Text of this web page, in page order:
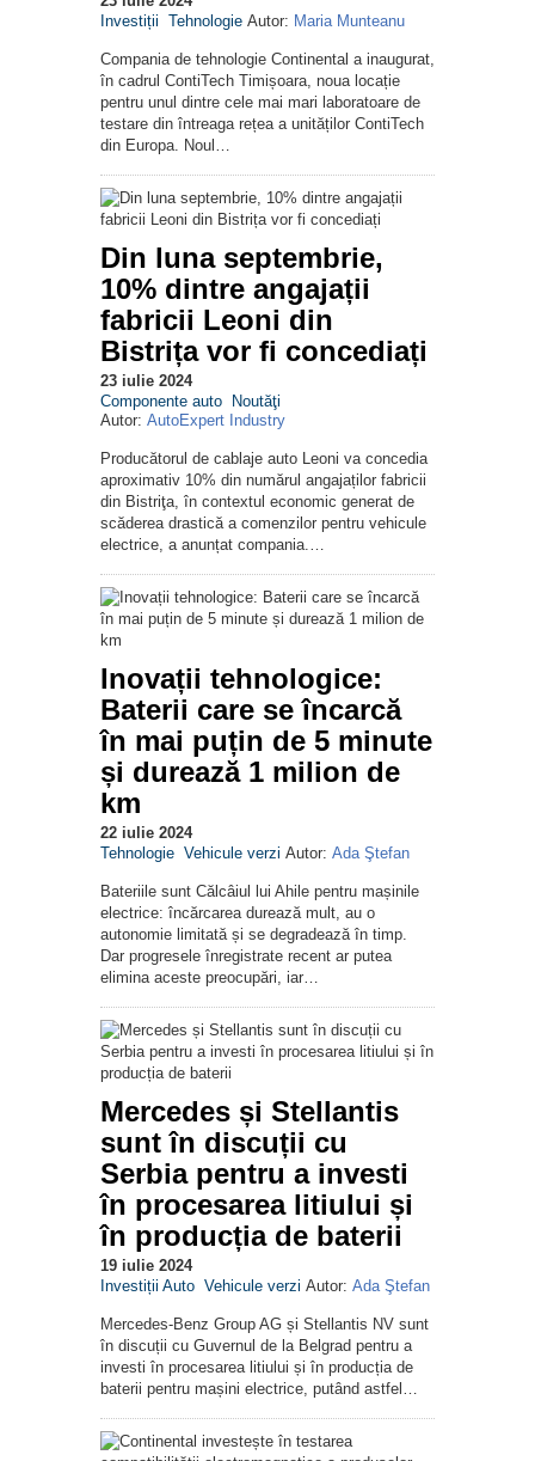
Investiții Tehnologie Autor: Maria Munteanu
Compania de tehnologie Continental a inaugurat,
în cadrul ContiTech Timișoara, noua locație
pentru unul dintre cele mai mari laboratoare de
testare din întreaga rețea a unităților ContiTech
din Europa. Noul…
Din luna septembrie,
10% dintre angajații
fabricii Leoni din
Bistrița vor fi concediați
23 iulie 2024
Componente auto Noutăţi
Autor: AutoExpert Industry
Producătorul de cablaje auto Leoni va concedia
aproximativ 10% din numărul angajaților fabricii
din Bistriţa, în contextul economic generat de
scăderea drastică a comenzilor pentru vehicule
electrice, a anunțat compania.…
Inovații tehnologice:
Baterii care se încarcă
în mai puțin de 5 minute
și durează 1 milion de
km
22 iulie 2024
Tehnologie Vehicule verzi Autor: Ada Ştefan
Bateriile sunt Călcâiul lui Ahile pentru mașinile
electrice: încărcarea durează mult, au o
autonomie limitată și se degradează în timp.
Dar progresele înregistrate recent ar putea
elimina aceste preocupări, iar…
Mercedes și Stellantis
sunt în discuții cu
Serbia pentru a investi
în procesarea litiului și
în producția de baterii
19 iulie 2024
Investiții Auto Vehicule verzi Autor: Ada Ştefan
Mercedes-Benz Group AG și Stellantis NV sunt
în discuții cu Guvernul de la Belgrad pentru a
investi în procesarea litiului și în producția de
baterii pentru mașini electrice, putând astfel…